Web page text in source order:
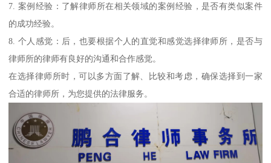
7. 案例经验：了解律师所在相关领域的案例经验，是否有类似案件
的成功经验。
8. 个人感觉：后，也要根据个人的直觉和感觉选择律师所，是否与
律师所的律师有良好的沟通和合作感觉。
在选择律师所时，可以多方面了解、比较和考虑，确保选择到一家
合适的律师所，为您提供的法律服务。